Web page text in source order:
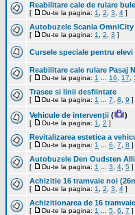
Reabilitare cale de rulare
[ Du-te la pagina: 1 2 3 4 ]
Autobuzele Scania OmniCity
[ Du-te la pagina: 1 2 3 ]
Cursele speciale pentru
Reabilitare cale rulare Pasaj
[ Du-te la pagina: 1 16 17
Trasee si linii desfiintate
[ Du-te la pagina: 1 7 8 9 ]
Vehicule de intervenţii ( )
[ Du-te la pagina: 1 2 ]
Revitalizarea estetica a
[ Du-te la pagina: 1 6 7 8 ]
Autobuzele Den Oudsten
[ Du-te la pagina: 1 3 4 5 ]
Achizitie 16 tramvaie noi
[ Du-te la pagina: 1 2 3 4 ]
Achizitionarea de 16
[ Du-te la pagina: 1 5 6 7 ]